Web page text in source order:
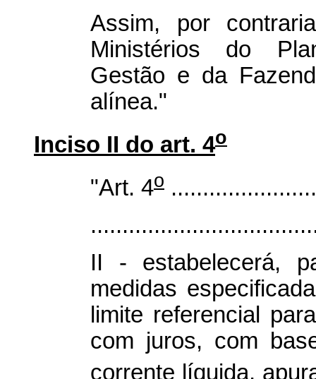
Assim, por
Ministérios do
Gestão e da
alínea."
Inciso II do art. 4o
"Art. 4o
II - estabelecerá,
medidas
limite referencial
com juros, com
corrente líquida,